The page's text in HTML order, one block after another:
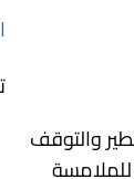
والتوقف
للملامسة